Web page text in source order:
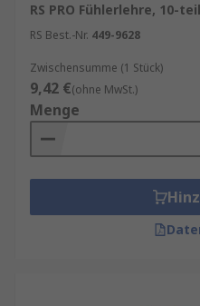
RS PRO Fühlerlehre, 10-
RS Best.-Nr. 449-9628
Zwischensumme (1 Stück)
9,42 €(ohne MwSt.)
Menge